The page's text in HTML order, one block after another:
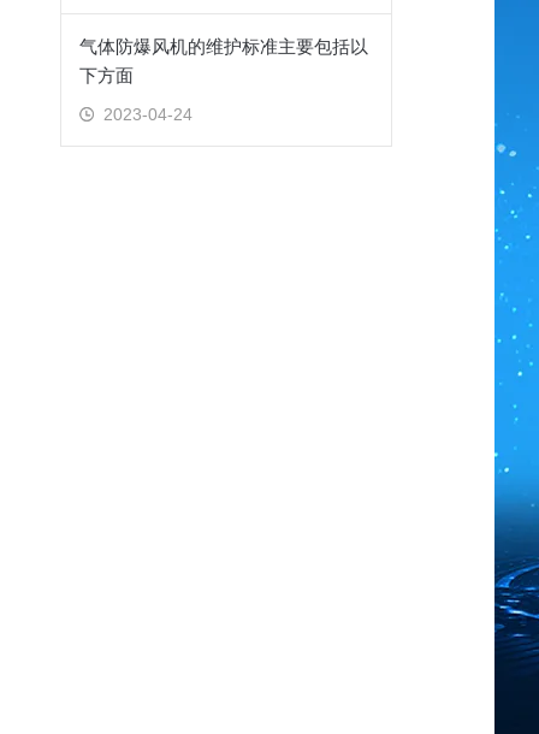
气体防爆风机的维护标准主要包括以
下方面
2023-04-24